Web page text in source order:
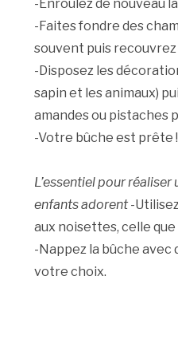
-Enroulez de nouveau
-Faites fondre des
souvent puis
-Disposez les
sapin et les animaux)
amandes ou pistaches
-Votre bûche est prête !
L’essentiel pour réaliser
enfants adorent-
aux noisettes, celle
-Nappez la bûche avec
votre choix.